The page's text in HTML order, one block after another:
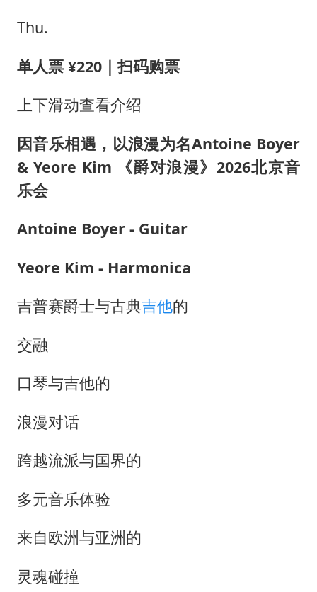
Thu.
单人票 ¥220｜扫码购票
上下滑动查看介绍
因音乐相遇，以浪漫为名Antoine Boyer
& Yeore Kim 《爵对浪漫》2026北京音
乐会
Antoine Boyer - Guitar
Yeore Kim - Harmonica
吉普赛爵士与古典吉他的
交融
口琴与吉他的
浪漫对话
跨越流派与国界的
多元音乐体验
来自欧洲与亚洲的
灵魂碰撞